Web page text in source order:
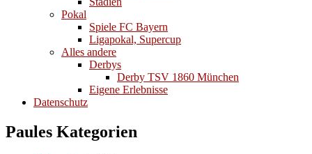
Pokal
Spiele FC Bayern
Ligapokal, Supercup
Alles andere
Derbys
Derby TSV 1860 München
Eigene Erlebnisse
Datenschutz
Paules Kategorien